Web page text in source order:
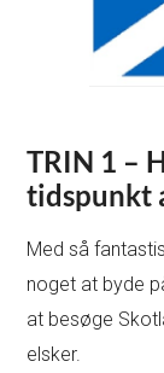
TRIN 1 –
tidspunkt
Med så
noget at byde
at besøge
elsker.